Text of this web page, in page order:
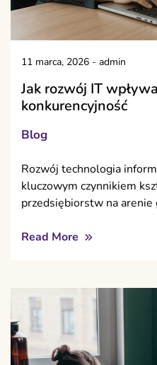
11 marca, 2026 - admin
Jak rozwój IT
konkurencyjność
Blog
Rozwój technologia
kluczowym czynnikiem
przedsiębiorstw na arenie
Read More